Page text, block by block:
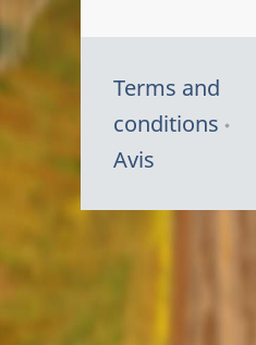
Terms and
conditions
Avis